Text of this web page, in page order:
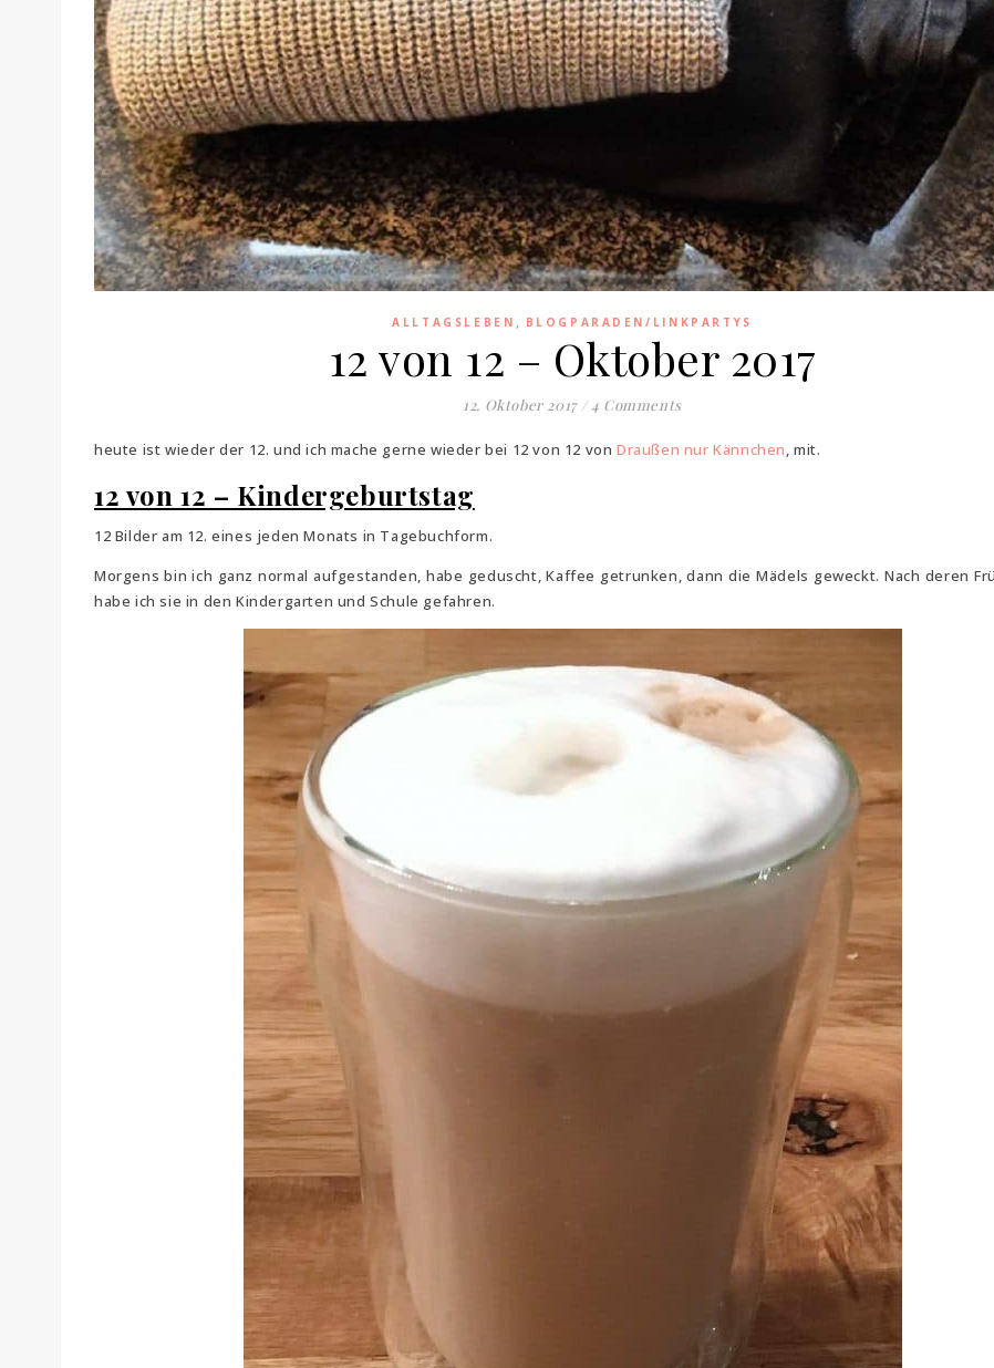
ALLTAGSLEBEN BLOGPARADEN/LINKPARTYS
12 von 12 – Oktober 2017
12. Oktober 2017 / 4 Comments
heute ist wieder der 12. und ich mache gerne wieder bei 12 von 12 vonDraußen nur Kännchen , mit.
12 von 12 – Kindergeburtstag
12 Bilder am 12. eines jeden Monats in Tagebuchform.
Morgens bin ich ganz normal aufgestanden, habe geduscht, Kaffee getrunken, dann die Mädels geweckt. Nach deren
habe ich sie in den Kindergarten und Schule gefahren.